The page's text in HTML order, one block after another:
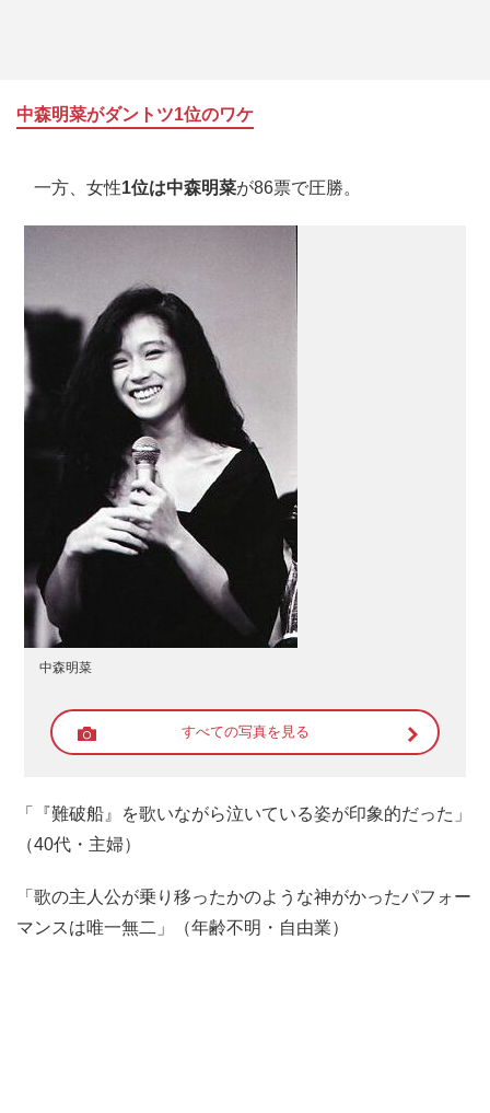
中森明菜がダントツ1位のワケ
一方、女性1位は中森明菜が86票で圧勝。
中森明菜
すべての写真を見る
「『難破船』を歌いながら泣いている姿が印象的だった」
（40代・主婦）
「歌の主人公が乗り移ったかのような神がかったパフォー
マンスは唯一無二」（年齢不明・自由業）